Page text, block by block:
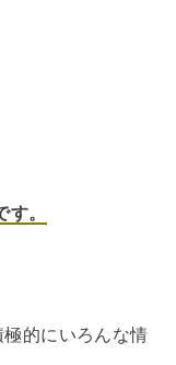
。
極的にいろんな情